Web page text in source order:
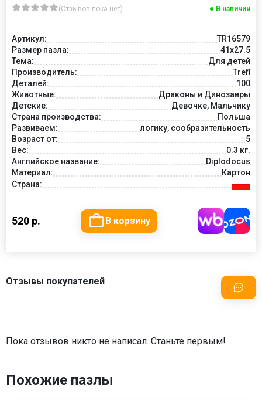
(Отзывов пока нет) В наличии
Артикул:
TR16579
Размер пазла:
41x27.5
Тема:
Для детей
Производитель:
Trefl
Деталей:
100
Животные:
Драконы и Динозавры
Детские:
Девочке, Мальчику
Страна производства:
Польша
Развиваем:
логику, сообразительность
Возраст от:
5
Вес:
0.3 кг.
Английское название:
Diplodocus
Материал:
Картон
Страна:
520 р. В корзину
Отзывы покупателей
Пока отзывов никто не написал. Станьте первым!
Похожие пазлы